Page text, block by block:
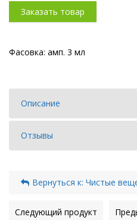
Заказать товар
Фасовка: амп. 3 мл
Описание
Отзывы
Вернуться к: Чистые
Следующий продукт